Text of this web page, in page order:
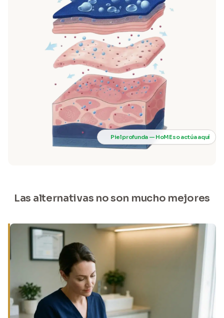
Piel profunda — HoMEso actúa aquí
Las alternativas no son mucho mejores